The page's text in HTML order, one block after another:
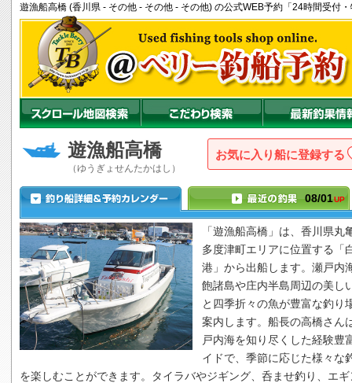
遊漁船高橋 (香川県 - その他 - その他 - その他) の公式WEB予約「24時間受付
遊漁船高橋
（ゆうぎょせんたかはし）
お気に入り船に登録
08/01UP
「遊漁船高橋 」は、香川県丸
多度津町エリアに位置する「
港」から出船します。瀬戸内
飽諸島や庄内半島周辺の美し
と四季折々の魚が豊富な釣り
案内します。船長の高橋さん
戸内海を知り尽くした経験豊
イドで、季節に応じた様々な
を楽しむことができます。タイラバやジギング、呑ませ釣り、エ